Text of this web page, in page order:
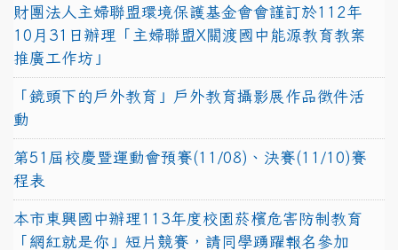
財團法人主婦聯盟環境保護基金會會謹訂於112年
10月31日辦理「主婦聯盟X關渡國中能源教育教案
推廣工作坊」
「鏡頭下的戶外教育」戶外教育攝影展作品徵件活
動
第51屆校慶暨運動會預賽(11/08)、決賽(11/10)賽
程表
本市東興國中辦理113年度校園菸檳危害防制教育
「網紅就是你」短片競賽，請同學踴躍報名參加